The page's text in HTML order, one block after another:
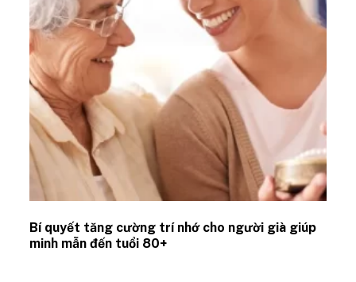
Bí quyết tăng cường trí nhớ cho người già giúp
minh mẫn đến tuổi 80+